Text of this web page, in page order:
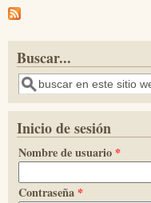
Buscar...
Buscar
Inicio de sesión
Nombre de usuario *
Contraseña *